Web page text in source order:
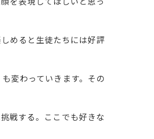
めると生徒たちには好評
変わっていきます。その
戦する。ここでも好きな